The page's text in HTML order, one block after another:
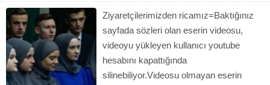
Ziyaretçilerimizden ricamız=Baktığınız
sayfada sözleri olan eserin videosu,
videoyu yükleyen kullanıcı youtube
hesabını kapattığında
silinebiliyor.Videosu olmayan eserin